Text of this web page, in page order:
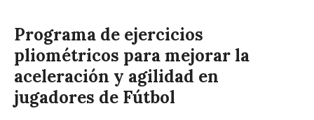
Programa de ejercicios
pliométricos para mejorar la
aceleración y agilidad en
jugadores de Fútbol